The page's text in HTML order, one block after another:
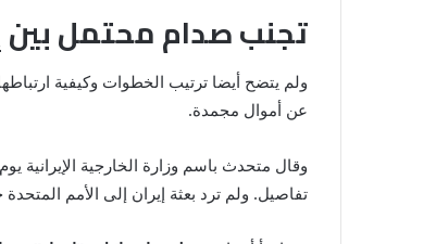
تجنب صدام محتمل بين
ولم يتضح أيضا ترتيب الخطوات وكيفية
عن أموال مجمدة.
وقال متحدث باسم وزارة الخارجية الإيرانية
تفاصيل. ولم ترد بعثة إيران إلى الأمم